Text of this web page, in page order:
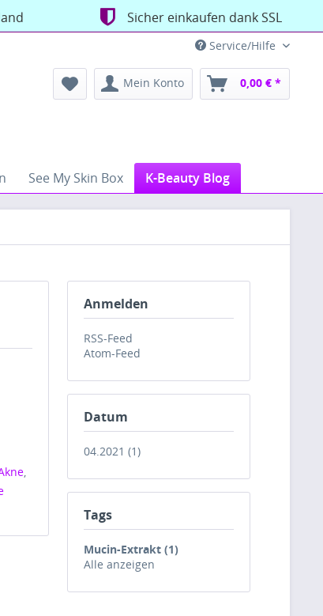
Sicher einkaufen dank SSL
Service/Hilfe
Mein Konto 0,00 € *
See My Skin Box K-Beauty Blog
Anmelden
RSS-Feed
Atom-Feed
Datum
04.2021 (1)
Tags
Mucin-Extrakt (1)
Alle anzeigen
,